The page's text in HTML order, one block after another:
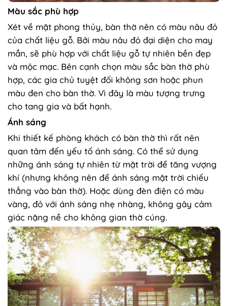
Màu sắc phù hợp
Xét về mặt phong thủy, bàn thờ nên có màu nâu đỏ
của chất liệu gỗ. Bởi màu nâu đỏ đại diện cho may
mắn, sẽ phù hợp với chất liệu gỗ tự nhiên bền đẹp
và mộc mạc. Bên cạnh chọn màu sắc bàn thờ phù
hợp, các gia chủ tuyệt đối không sơn hoặc phun
màu đen cho bàn thờ. Vì đây là màu tượng trưng
cho tang gia và bất hạnh.
Ánh sáng
Khi thiết kế phòng khách có bàn thờ thì rất nên
quan tâm đến yếu tố ánh sáng. Có thể sử dụng
những ánh sáng tự nhiên từ mặt trời để tăng vượng
khí (nhưng không nên để ánh sáng mặt trời chiếu
thẳng vào bàn thờ). Hoặc dùng đèn điện có màu
vàng, đỏ với ánh sáng nhẹ nhàng, không gây cảm
giác nặng nề cho không gian thờ cúng.